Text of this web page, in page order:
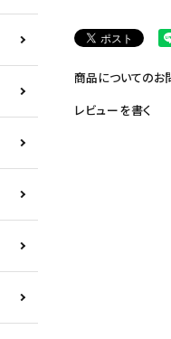
商品についてのお
レビューを書く